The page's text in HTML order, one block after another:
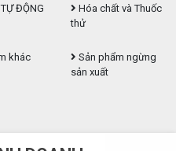
ĐỘNG
Hóa chất và Thuốc
thử
khác
Sản phẩm ngừng
sản xuất